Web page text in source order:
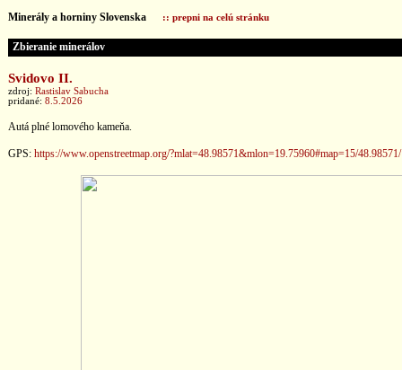
Minerály a horniny Slovenska :: prepni na celú stránku
Zbieranie minerálov
Svidovo II.
zdroj: Rastislav Sabucha
pridané: 8.5.2026
Autá plné lomového kameňa.
GPS: https://www.openstreetmap.org/?mlat=48.98571&mlon=19.75960#map=15/